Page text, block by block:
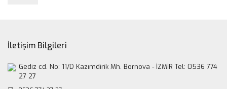
İletişim Bilgileri
Gediz cd. No: 11/D Kazımdirik Mh. Bornova - İZMİR Tel: 0536 774
27 27